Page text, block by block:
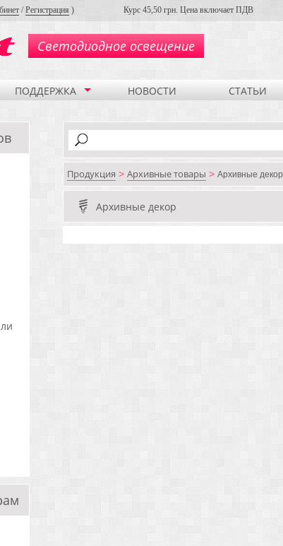
/Регистрация ) Курс 45,50 грн. Цена включает ПДВ
Светодиодное освещение
ПОДДЕРЖКА НОВОСТИ СТАТЬИ
Продукция > Архивные товары > Архивные декор
Архивные декор